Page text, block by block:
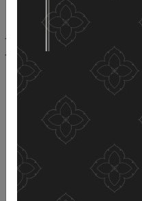
ความคมชัดปกติ
เปิดอ่านด้วยเสียง
ปิดอ่านด้วยเสียง
ผังเว็บไซต์
เว็บไซต์นี้ใช้คุกกี้
กรมกิจการผู้สูงอายุ
ให้คว
ท่าน เพื่อการพัฒนาและปรั
เว็บไซต์นี้โดยไม่มีการปรับ
รับคุกกี้บนเว็บไซต์ และนโย
ดูรายละเอียด